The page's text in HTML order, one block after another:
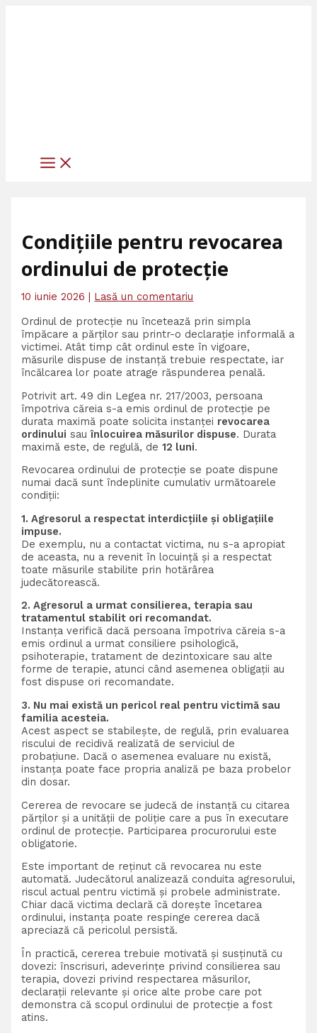
Condițiile pentru revocarea
ordinului de protecție
10 iunie 2026
Lasă un comentariu
Ordinul de protecție nu încetează prin simpla
împăcare a părților sau printr-o declarație informală a
victimei. Atât timp cât ordinul este în vigoare,
măsurile dispuse de instanță trebuie respectate, iar
încălcarea lor poate atrage răspunderea penală.
Potrivit art. 49 din Legea nr. 217/2003, persoana
împotriva căreia s-a emis ordinul de protecție pe
durata maximă poate solicita instanței revocarea
ordinului sauînlocuirea măsurilor dispuse. Durata
maximă este, de regulă, de12 luni.
Revocarea ordinului de protecție se poate dispune
numai dacă sunt îndeplinite cumulativ următoarele
condiții:
1. Agresorul a respectat interdicțiile și obligațiile
impuse.
De exemplu, nu a contactat victima, nu s-a apropiat
de aceasta, nu a revenit în locuință și a respectat
toate măsurile stabilite prin hotărârea
judecătorească.
2. Agresorul a urmat consilierea, terapia sau
tratamentul stabilit ori recomandat.
Instanța verifică dacă persoana împotriva căreia s-a
emis ordinul a urmat consiliere psihologică,
psihoterapie, tratament de dezintoxicare sau alte
forme de terapie, atunci când asemenea obligații au
fost dispuse ori recomandate.
3. Nu mai există un pericol real pentru victimă sau
familia acesteia.
Acest aspect se stabilește, de regulă, prin evaluarea
riscului de recidivă realizată de serviciul de
probațiune. Dacă o asemenea evaluare nu există,
instanța poate face propria analiză pe baza probelor
din dosar.
Cererea de revocare se judecă de instanță cu citarea
părților și a unității de poliție care a pus în executare
ordinul de protecție. Participarea procurorului este
obligatorie.
Este important de reținut că revocarea nu este
automată. Judecătorul analizează conduita agresorului,
riscul actual pentru victimă și probele administrate.
Chiar dacă victima declară că dorește încetarea
ordinului, instanța poate respinge cererea dacă
apreciază că pericolul persistă.
În practică, cererea trebuie motivată și susținută cu
dovezi: înscrisuri, adeverințe privind consilierea sau
terapia, dovezi privind respectarea măsurilor,
declarații relevante și orice alte probe care pot
demonstra că scopul ordinului de protecție a fost
atins.